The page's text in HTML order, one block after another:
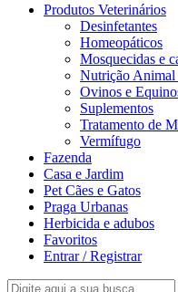
Produtos Veterinários
Desinfetantes
Homeopáticos
Mosquecidas e
Nutrição Animal
Ovinos e
Suplementos
Tratamento de
Vermífugo
Fazenda
Casa e Jardim
Pet Cães e Gatos
Praga Urbanas
Herbicida e adubos
Favoritos
Entrar / Registrar